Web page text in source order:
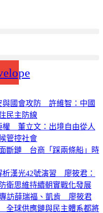
與國會攻防 許維智：中國
民主防線
權 董立文：出境自由從人
管控社會
斷鏈 台商「踩兩條船」時
析漢光42號演習 廖筱君：
衛思維持續朝實戰化發展
專訪薛瑞福、凱肯 廖筱君
全球供應鏈與民主體系都將